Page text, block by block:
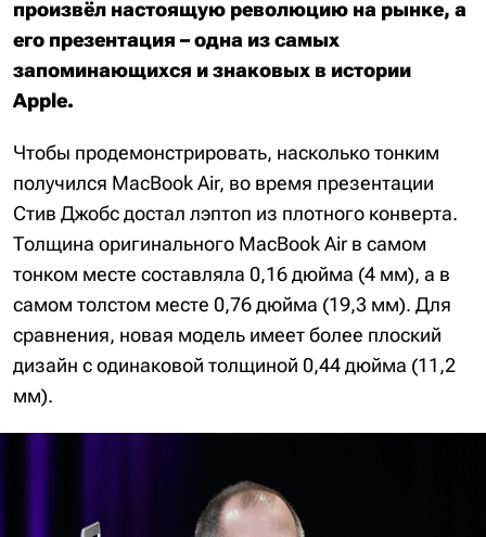
произвёл настоящую революцию на рынке, а
его презентация – одна из самых
запоминающихся и знаковых в истории
Apple.
Чтобы продемонстрировать, насколько тонким
получился MacBook Air, во время презентации
Стив Джобс достал лэптоп из плотного конверта.
Толщина оригинального MacBook Air в самом
тонком месте составляла 0,16 дюйма (4 мм), а в
самом толстом месте 0,76 дюйма (19,3 мм). Для
сравнения, новая модель имеет более плоский
дизайн с одинаковой толщиной 0,44 дюйма (11,2
мм).